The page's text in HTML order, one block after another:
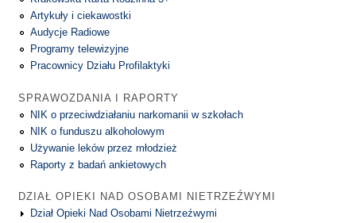
Artykuły i ciekawostki
Audycje Radiowe
Programy telewizyjne
Pracownicy Działu Profilaktyki
SPRAWOZDANIA I RAPORTY
NIK o przeciwdziałaniu narkomanii w szkołach
NIK o funduszu alkoholowym
Używanie leków przez młodzież
Raporty z badań ankietowych
DZIAŁ OPIEKI NAD OSOBAMI NIETRZEŹWYMI
Dział Opieki Nad Osobami Nietrzeźwymi